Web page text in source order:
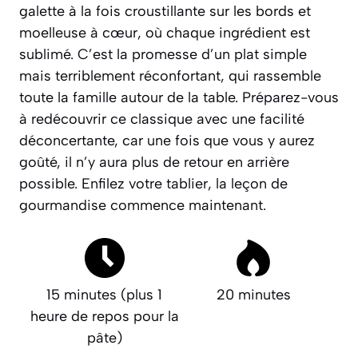
galette à la fois croustillante sur les bords et
moelleuse à cœur, où chaque ingrédient est
sublimé. C’est la promesse d’un plat simple
mais terriblement réconfortant, qui rassemble
toute la famille autour de la table. Préparez-vous
à redécouvrir ce classique avec une facilité
déconcertante, car une fois que vous y aurez
goûté, il n’y aura plus de retour en arrière
possible. Enfilez votre tablier, la leçon de
gourmandise commence maintenant.
15 minutes (plus 1
heure de repos pour la
pâte)
20 minutes